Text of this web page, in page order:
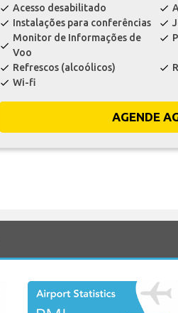
check Acesso desabilitado check
check Instalações para conferências check
check
Monitor de Informações de
Voo
check
check Refrescos (alcoólicos) check
check Wi-fi
AGENDE